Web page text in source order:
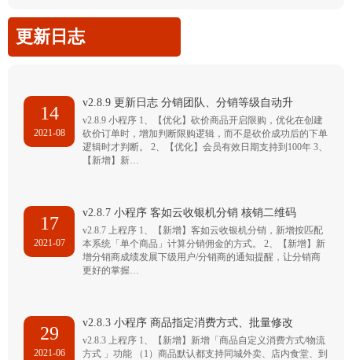
更新日志
14
2021-08
v2.8.9 更新日志 分销团队、分销等级自动升
v2.8.9 小程序 1、【优化】砍价商品开启限购，优化在创建
砍价订单时，增加判断限购逻辑，而不是砍价成功后的下单
逻辑时才判断。 2、【优化】会员有效日期支持到100年 3、
【新增】新…
17
2021-07
v2.8.7 小程序 客如云收银机分销 核销二维码
v2.8.7 上程序 1、【新增】客如云收银机分销，新增按匹配
本系统「单个商品」计算分销佣金的方式。 2、【新增】新
增分销商成绩发展下级用户/分销商的通知提醒，让分销商
更好的掌握…
29
2021-06
v2.8.3 小程序 商品指定消费方式、批量修改
v2.8.3 上程序 1、【新增】新增「商品自定义消费方式/物流
方式 」功能 （1）商品默认都支持同城外卖、店内食堂、到